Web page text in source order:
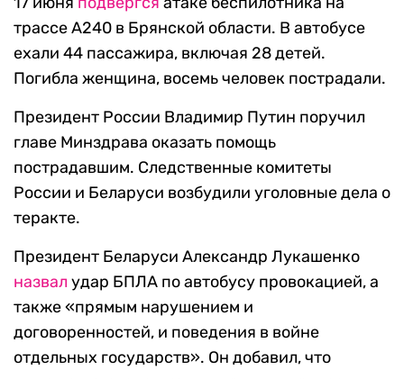
трассе А240 в Брянской области. В автобусе
ехали 44 пассажира, включая 28 детей.
Погибла женщина, восемь человек пострадали.
Президент России Владимир Путин поручил
главе Минздрава оказать помощь
пострадавшим. Следственные комитеты
России и Беларуси возбудили уголовные дела о
теракте.
Президент Беларуси Александр Лукашенко
назвал удар БПЛА по автобусу провокацией, а
также «прямым нарушением и
договоренностей, и поведения в войне
отдельных государств». Он добавил, что